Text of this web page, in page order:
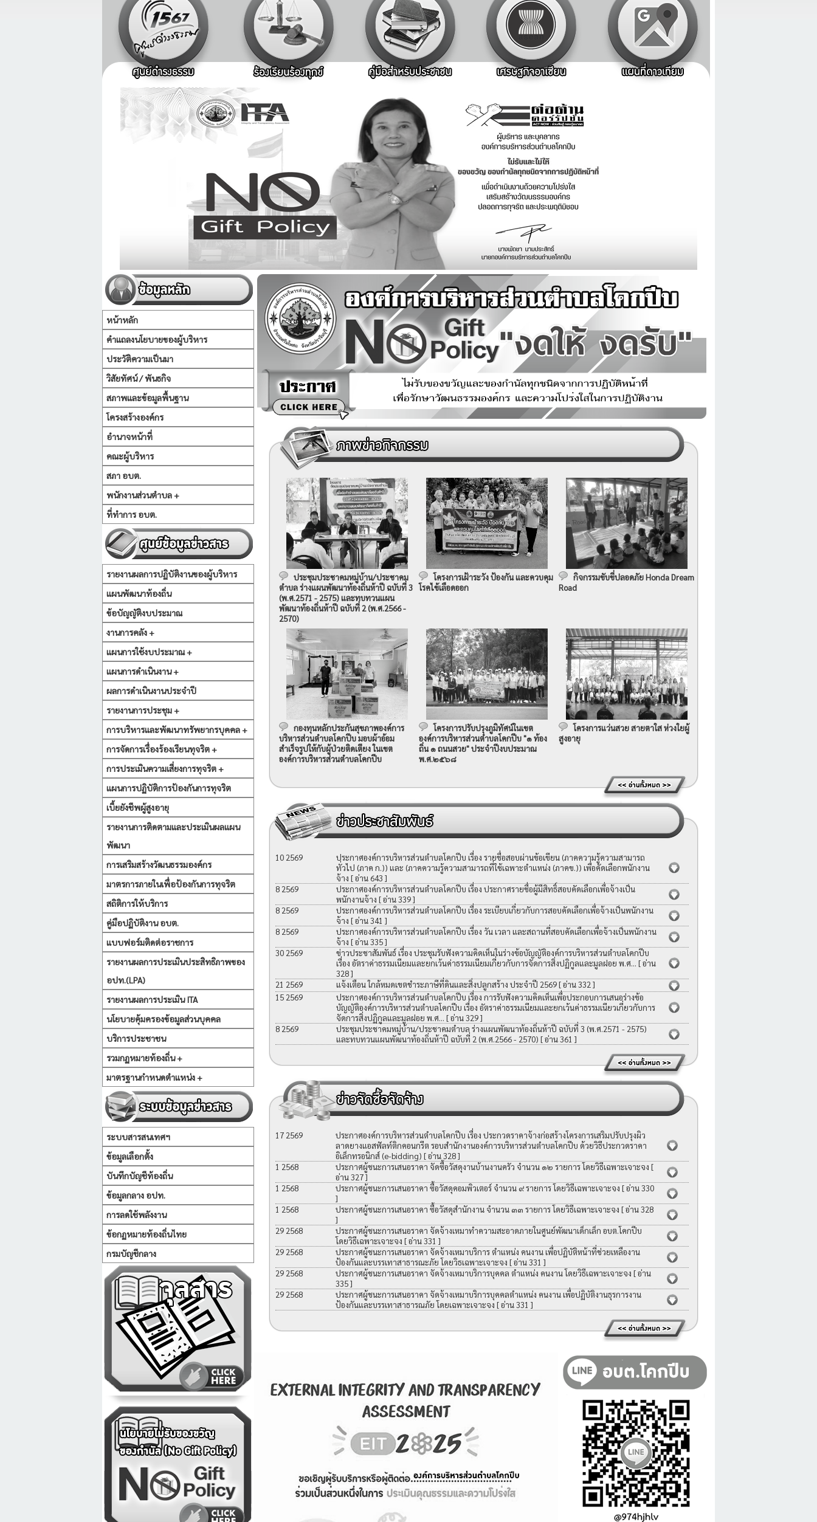
หน้าหลัก
คำแถลงนโยบายของผู้บริหาร
ประวัติความเป็นมา
วิสัยทัศน์ / พันธกิจ
สภาพและข้อมูลพื้นฐาน
โครงสร้างองค์กร
อำนาจหน้าที่
คณะผู้บริหาร
สภา อบต.
พนักงานส่วนตำบล +
ที่ทำการ อบต.
รายงานผลการปฏิบัติงานของผู้บริหาร
แผนพัฒนาท้องถิ่น
ข้อบัญญัติงบประมาณ
งานการคลัง +
แผนการใช้งบประมาณ +
แผนการดำเนินงาน +
ผลการดำเนินงานประจำปี
รายงานการประชุม +
การบริหารและพัฒนาทรัพยากรบุคคล +
การจัดการเรื่องร้องเรียนทุจริต +
การประเมินความเสี่ยงการทุจริต +
แผนการปฏิบัติการป้องกันการทุจริต
เบี้ยยังชีพผู้สูงอายุ
รายงานการติดตามและประเมินผลแผน
พัฒนา
การเสริมสร้างวัฒนธรรมองค์กร
มาตรการภายในเพื่อป้องกันการทุจริต
สถิติการให้บริการ
คู่มือปฏิบัติงาน อบต.
แบบฟอร์มติดต่อราชการ
รายงานผลการประเมินประสิทธิภาพของ
อปท.(LPA)
รายงานผลการประเมิน ITA
นโยบายคุ้มครองข้อมูลส่วนบุคคล
บริการประชาชน
รวมกฏหมายท้องถิ่น +
มาตรฐานกำหนดตำแหน่ง +
ระบบสารสนเทศฯ
ข้อมูลเลือกตั้ง
บันทึกบัญชีท้องถิ่น
ข้อมูลกลาง อปท.
การลดใช้พลังงาน
ข้อกฏหมายท้องถิ่นไทย
กรมบัญชีกลาง
ประชุมประชาคมหมู่บ้าน/ประชาคม
ตำบล ร่างแผนพัฒนาท้องถิ่นห้าปี ฉบับที่ 3
(พ.ศ.2571 - 2575) และทบทวนแผน
พัฒนาท้องถิ่นห้าปี ฉบับที่ 2 (พ.ศ.2566 -
2570)
โครงการเฝ้าระวัง ป้องกัน และควบคุม
โรคไข้เลือดออก
กิจกรรมขับขี่ปลอดภัย Honda Dream
Road
กองทุนหลักประกันสุขภาพองค์การ
บริหารส่วนตำบลโคกปีบ มอบผ้าอ้อม
สำเร็จรูปให้กับผู้ป่วยติดเตียง ในเขต
องค์การบริหารส่วนตำบลโคกปีบ
โครงการปรับปรุงภูมิทัศน์ในเขต
องค์การบริหารส่วนตำบลโคกปีบ "๑ ท้อง
ถิ่น ๑ ถนนสวย" ประจำปีงบประมาณ
พ.ศ.๒๕๖๘
โครงการแว่นสวย สายตาใส ห่วงใยผู้
สูงอายุ
10 2569
ประกาศองค์การบริหารส่วนตำบลโคกปีบ เรื่อง รายชื่อสอบผ่านข้อเขียน (ภาคความรู้ความสามารถ
ทั่วไป (ภาค ก.)) และ (ภาคความรู้ความสามารถที่ใช้เฉพาะตำแหน่ง (ภาคข.)) เพื่อคัดเลือกพนักงาน
จ้าง [ อ่าน 643 ]
8 2569
ประกาศองค์การบริหารส่วนตำบลโคกปีบ เรื่อง ประกาศรายชื่อผู้มีสิทธิ์สอบคัดเลือกเพื่อจ้างเป็น
พนักงานจ้าง [ อ่าน 339 ]
8 2569
ประกาศองค์การบริหารส่วนตำบลโคกปีบ เรื่อง ระเบียบเกี่ยวกับการสอบคัดเลือกเพื่อจ้างเป็นพนักงาน
จ้าง [ อ่าน 341 ]
8 2569
ประกาศองค์การบริหารส่วนตำบลโคกปีบ เรื่อง วัน เวลา และสถานที่สอบคัดเลือกเพื่อจ้างเป็นพนักงาน
จ้าง [ อ่าน 335 ]
30 2569
ข่าวประชาสัมพันธ์ เรื่อง ประชุมรับฟังความคิดเห็นในร่างข้อบัญญัติองค์การบริหารส่วนตำบลโคกปีบ
เรื่อง อัตราค่าธรรมเนียมและยกเว้นค่าธรรมเนียมเกี่ยวกับการจัดการสิ่งปฏิกูลและมูลฝอย พ.ศ... [ อ่าน
328 ]
21 2569
แจ้งเตือน ใกล้หมดเขตชำระภาษีที่ดินและสิ่งปลูกสร้าง ประจำปี 2569[ อ่าน 332 ]
15 2569
ประกาศองค์การบริหารส่วนตำบลโคกปีบ เรื่อง การรับฟังความคิดเห็นเพื่อประกอบการเสนอร่างข้อ
บัญญัติองค์การบริหารส่วนตำบลโคกปีบ เรื่อง อัตราค่าธรรมเนียมและยกเว้นค่าธรรมเนียวเกี่ยวกับการ
จัดการสิ่งปฏิกูลและมูลฝอย พ.ศ... [ อ่าน 329 ]
8 2569
ประชุมประชาคมหมู่บ้าน/ประชาคมตำบล ร่างแผนพัฒนาท้องถิ่นห้าปี ฉบับที่ 3 (พ.ศ.2571 - 2575)
และทบทวนแผนพัฒนาท้องถิ่นห้าปี ฉบับที่ 2 (พ.ศ.2566 - 2570) [ อ่าน 361 ]
17 2569
ประกาศองค์การบริหารส่วนตำบลโคกปีบ เรื่อง ประกวดราคาจ้างก่อสร้างโครงการเสริมปรับปรุงผิว
ลาดยางแอสฟัลท์ติกคอนกรีต รอบสำนักงานองค์การบริหารส่วนตำบลโคกปีบ ด้วยวิธีประกวดราคา
อิเล็กทรอนิกส์ (e-bidding) [ อ่าน 328 ]
1 2568
ประกาศผู้ชนะการเสนอราคา จัดซื้อวัสดุงานบ้านงานครัว จำนวน ๑๒ รายการ โดยวิธีเฉพาะเจาะจง [
อ่าน 327 ]
1 2568
ประกาศผู้ชนะการเสนอราคา ซื้อวัสดุคอมพิวเตอร์ จำนวน ๙ รายการ โดยวิธีเฉพาะเจาะจง [ อ่าน 330
]
1 2568
ประกาศผู้ชนะการเสนอราคา ซื้อวัสดุสำนักงาน จำนวน ๓๓ รายการ โดยวิธีเฉพาะเจาะจง [ อ่าน 328
]
29 2568
ประกาศผู้ชนะการเสนอราคา จัดจ้างเหมาทำความสะอาดภายในศูนย์พัฒนาเด็กเล็ก อบต.โคกปีบ
โดยวิธีเฉพาะเจาะจง [ อ่าน 331 ]
29 2568
ประกาศผู้ชนะการเสนอราคา จัดจ้างเหมาบริการ ตำแหน่ง คนงาน เพื่อปฏิบัติหน้าที่ช่วยเหลืองาน
ป้องกันและบรรเทาสาธารณะภัย โดยวิธเฉพาะเจาะจง [ อ่าน 331 ]
29 2568
ประกาศผู้ชนะการเสนอราคา จัดจ้างเหมาบริการบุคคล ตำแหน่ง คนงาน โดยวิธีเฉพาะเจาะจง [ อ่าน
335 ]
29 2568
ประกาศผู้ชนะการเสนอราคา จัดจ้างเหมาบริการบุคคลตำแหน่ง คนงาน เพื่อปฏิบัติงานธุรการงาน
ป้องกันและบรรเทาสาธารณภัย โดยเฉพาะเจาะจง [ อ่าน 331 ]